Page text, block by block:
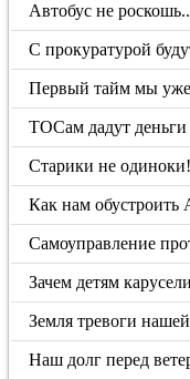
Автобус не
С прокуратурой
Первый тайм мы уже
ТОСам дадут деньги
Старики не одиноки!
Как нам обустроить
Самоуправление
Зачем детям
Земля тревоги нашей
Наш долг перед